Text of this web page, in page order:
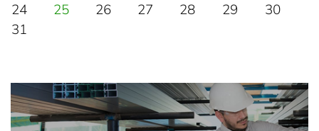
24
25 26 27 28 29
30
31